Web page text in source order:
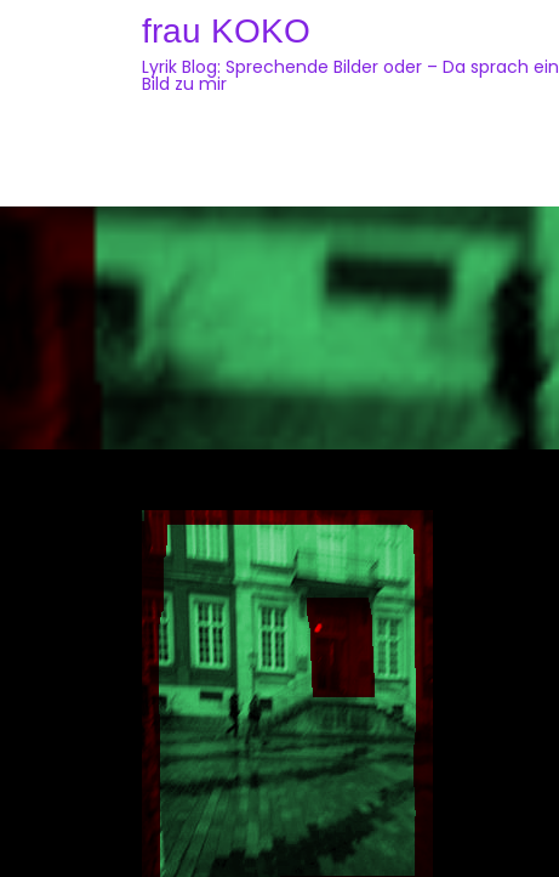
frau KOKO
Lyrik Blog: Sprechende Bilder oder – Da sprach ein
Bild zu mir